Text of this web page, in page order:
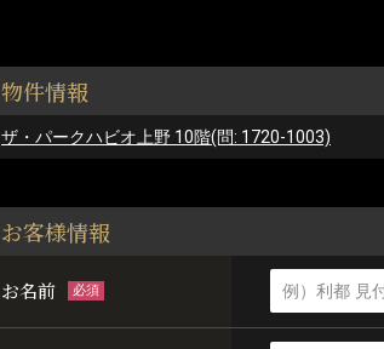
物件情報
ザ・パークハビオ上野 10階(問: 1720-1003)
お客様情報
お名前 必須